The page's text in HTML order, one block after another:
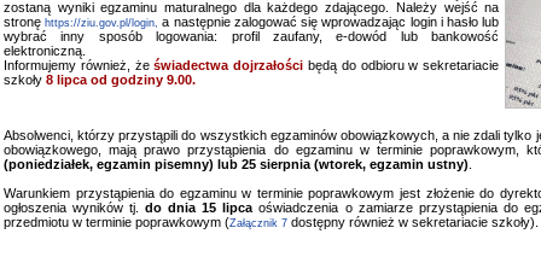
zostaną wyniki egzaminu maturalnego dla każdego zdającego. Należy wejść na
stronęhttps://ziu.gov.pl/login, a następnie zalogować się wprowadzając login i hasło lub
wybrać inny sposób logowania: profil zaufany, e-dowód lub bankowość
elektroniczną.
Informujemy również, żeświadectwa dojrzałości będą do odbioru w sekretariacie
szkoły 8 lipca od godziny 9.00.
Absolwenci, którzy przystąpili do wszystkich egzaminów obowiązkowych, a nie zdali tylko
obowiązkowego, mają prawo przystąpienia do egzaminu w terminie poprawkowym,
(poniedziałek, egzamin pisemny) lub 25 sierpnia (wtorek, egzamin ustny)
Warunkiem przystąpienia do egzaminu w terminie poprawkowym jest złożenie do
ogłoszenia wyników tj.do dnia 15 lipca oświadczenia o zamiarze przystąpienia do
przedmiotu w terminie poprawkowym (Załącznik 7 dostępny również w sekretariacie szkoły).